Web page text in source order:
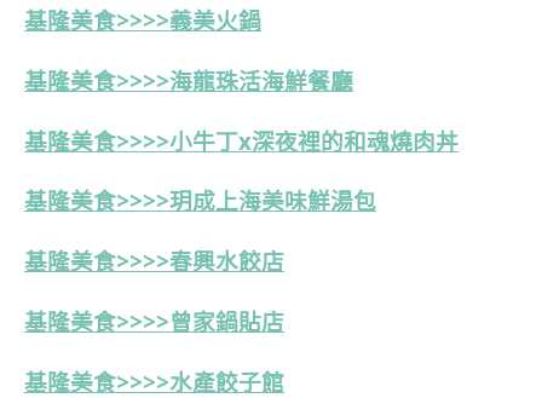
基隆美食>>>>義美火鍋
基隆美食>>>>海龍珠活海鮮餐廳
基隆美食>>>>小牛丁x深夜裡的和魂燒肉丼
基隆美食>>>>玥成上海美味鮮湯包
基隆美食>>>>春興水餃店
基隆美食>>>>曾家鍋貼店
基隆美食>>>>水產餃子館